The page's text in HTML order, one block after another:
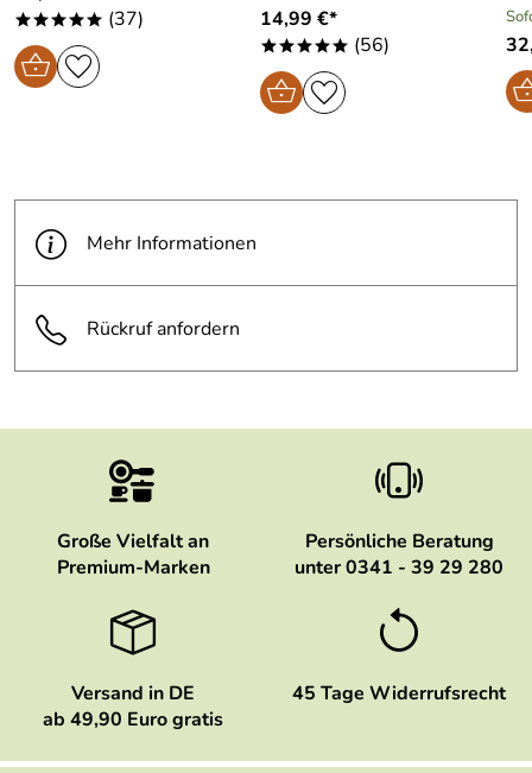
***** (37) 14,99 €*
***** (56)
Mehr Informationen
Rückruf anfordern
Große Vielfalt an
Premium-Marken
Persönliche Beratung
unter 0341 - 39 29 280
Versand in DE
ab 49,90 Euro gratis
45 Tage Widerrufsrecht